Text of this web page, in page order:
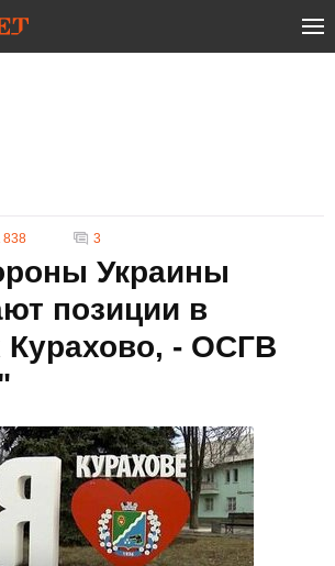
838 3
Украины
позиции в
Курахово, - ОСГВ